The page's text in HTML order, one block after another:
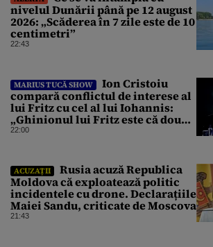
nivelul Dunării până pe 12 august
2026: „Scăderea în 7 zile este de 10
centimetri”
22:43
MARIUS TUCĂ SHOW
Ion Cristoiu
compară conflictul de interese al
lui Fritz cu cel al lui Iohannis:
„Ghinionul lui Fritz este că două
instanțe l-au declarat
22:00
ACUZAȚII
Rusia acuză Republica
Moldova că exploatează politic
incidentele cu drone. Declarațiile
Maiei Sandu, criticate de Moscova
21:43